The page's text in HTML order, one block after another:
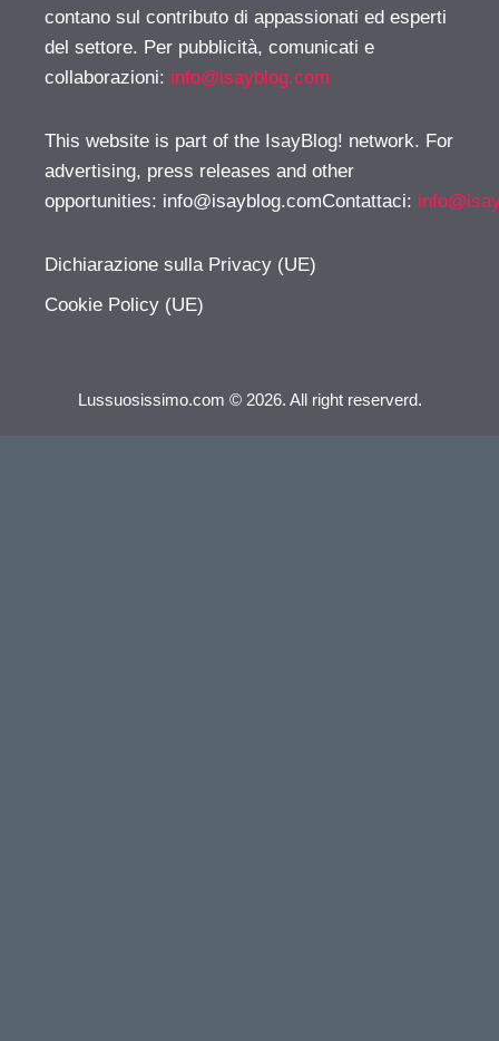
contano sul contributo di appassionati ed esperti
del settore. Per pubblicità, comunicati e
collaborazioni: info@isayblog.com
This website is part of the IsayBlog! network. For
advertising, press releases and other
opportunities: info@isayblog.comContattaci:
Dichiarazione sulla Privacy (UE)
Cookie Policy (UE)
Lussuosissimo.com © 2026. All right reserverd.